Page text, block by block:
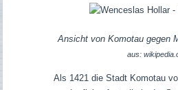
Ansicht von Komotau gegen
aus:
Als 1421 die Stadt Komotau